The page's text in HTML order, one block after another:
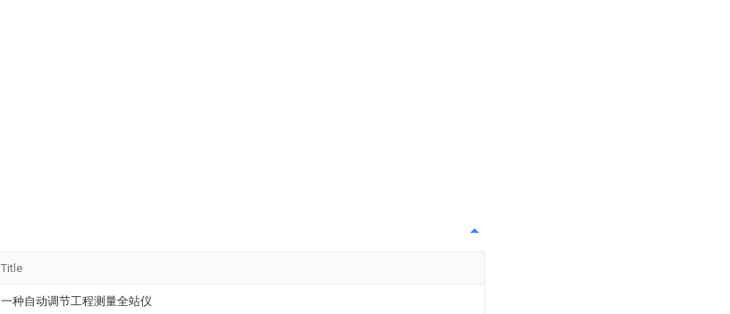
Title
一种自动调节工程测量全站仪